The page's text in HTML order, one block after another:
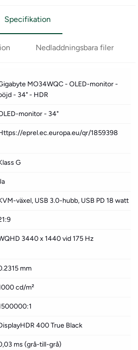
Specifikation
Nedladdningsbara filer
MO34WQC - OLED-monitor -
- 34" - HDR
monitor - 34"
eprel.ec.europa.eu/qr/1859398
G
växel, USB 3.0-hubb, USB PD 18 watt
3440 x 1440 vid 175 Hz
mm
cd/m²
400 True Black
ms (grå-till-grå)